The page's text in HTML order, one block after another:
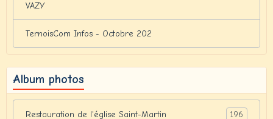
VAZY
TernoisCom Infos - Octobre 202
Album photos
Restauration de l'église Saint-Martin 196